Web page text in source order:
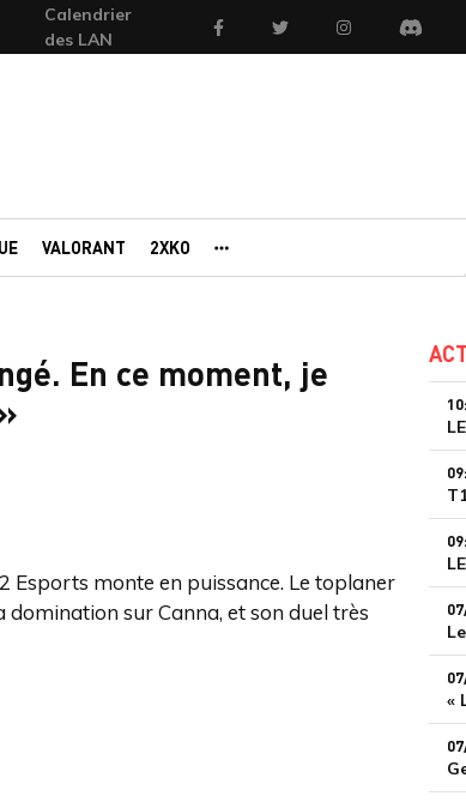
Calendrier
des LAN
FacebookTwitter InstagramDiscord
VALORANT 2XKO
En ce moment, je
Esports monte en puissance. Le toplaner
sur Canna, et son duel très